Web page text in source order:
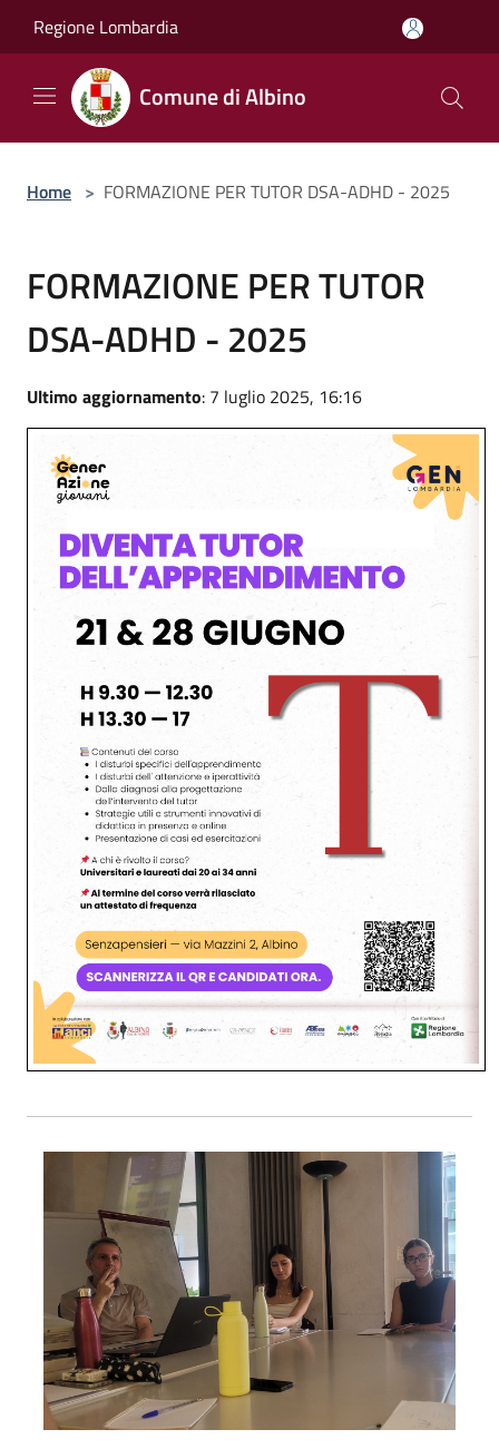
Regione Lombardia
Comune di Albino
Home > FORMAZIONE PER TUTOR DSA-ADHD - 2025
FORMAZIONE PER TUTOR
DSA-ADHD - 2025
Ultimo aggiornamento: 7 luglio 2025, 16:16